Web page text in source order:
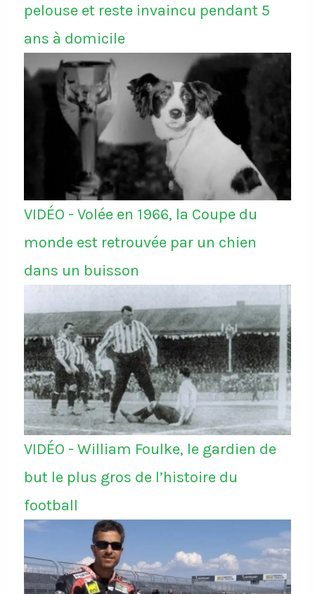
pelouse et reste invaincu pendant 5
ans à domicile
VIDÉO - Volée en 1966, la Coupe du
monde est retrouvée par un chien
dans un buisson
VIDÉO - William Foulke, le gardien de
but le plus gros de l’histoire du
football